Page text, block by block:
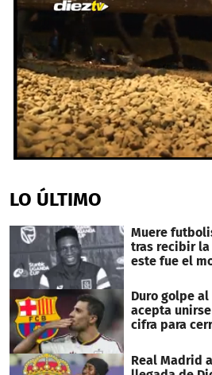
of
1
39
seconds
LO ÚLTIMO
Muere
tras recibir
este fue el
Duro golpe
acepta
cifra para
Real Madrid